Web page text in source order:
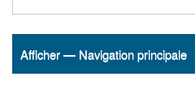
Navigation
Afficher — Navigation principale